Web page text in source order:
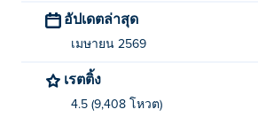
อุปกรณ์พกพา เช่น โทรศัพท์และแท็บเล็ต
อัปเดตล่าสุด
เมษายน 2569
เรตติ้ง
4.5 (9,408 โหวต)